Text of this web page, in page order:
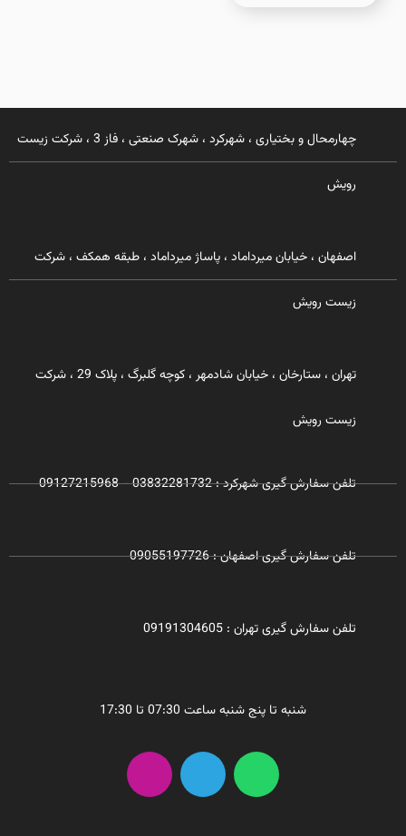
چهارمحال و بختیاری ، شهرکرد ، شهرک صنعتی ، فاز 3 ، شرکت زیست
رویش
اصفهان ، خیابان میرداماد ، پاساژ میرداماد ، طبقه همکف ، شرکت
زیست رویش
تهران ، ستارخان ، خیابان شادمهر ، کوچه گلبرگ ، پلاک 29 ، شرکت
زیست رویش
تلفن سفارش گیری شهرکرد : 03832281732 - 09127215968
تلفن سفارش گیری اصفهان : 09055197726
تلفن سفارش گیری تهران : 09191304605
شنبه تا پنج شنبه ساعت 07:30 تا 17:30
W
h
a
T
l
I
n
s